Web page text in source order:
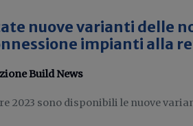
nuove varianti delle
impianti alla
Build News
2023 sono disponibili le nuove